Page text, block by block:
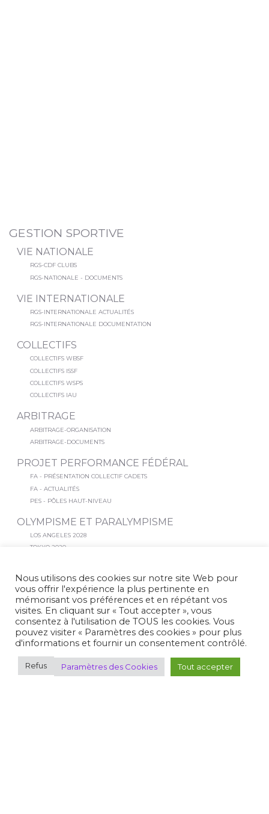
GESTION SPORTIVE
VIE NATIONALE
RGS-CDF CLUBS
RGS-NATIONALE - DOCUMENTS
VIE INTERNATIONALE
RGS-INTERNATIONALE ACTUALITÉS
RGS-INTERNATIONALE DOCUMENTATION
COLLECTIFS
COLLECTIFS WBSF
COLLECTIFS ISSF
COLLECTIFS WSPS
COLLECTIFS IAU
ARBITRAGE
ARBITRAGE-ORGANISATION
ARBITRAGE-DOCUMENTS
PROJET PERFORMANCE FÉDÉRAL
FA - PRÉSENTATION COLLECTIF CADETS
FA - ACTUALITÉS
PES - PÔLES HAUT-NIVEAU
OLYMPISME ET PARALYMPISME
LOS ANGELES 2028
TOKYO 2020
Plan du site
Découvrir le tir
Nous utilisons des cookies sur notre site Web pour
vous offrir l'expérience la plus pertinente en
mémorisant vos préférences et en répétant vos
visites. En cliquant sur « Tout accepter », vous
consentez à l'utilisation de TOUS les cookies. Vous
pouvez visiter « Paramètres des cookies » pour plus
d'informations et fournir un consentement contrôlé.
Refus Paramètres des Cookies Tout accepter